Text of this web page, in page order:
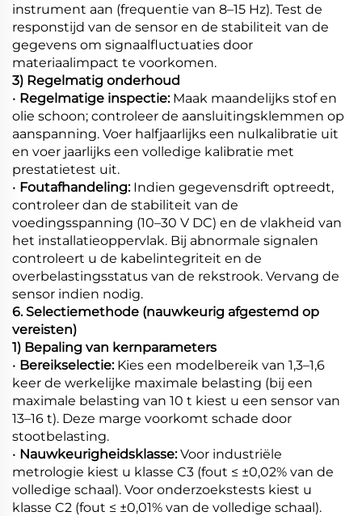
instrument aan (frequentie van 8–15 Hz). Test de
responstijd van de sensor en de stabiliteit van de
gegevens om signaalfluctuaties door
materiaalimpact te voorkomen.
3) Regelmatig onderhoud
• Regelmatige inspectie: Maak maandelijks stof en
olie schoon; controleer de aansluitingsklemmen op
aanspanning. Voer halfjaarlijks een nulkalibratie uit
en voer jaarlijks een volledige kalibratie met
prestatietest uit.
• Foutafhandeling: Indien gegevensdrift optreedt,
controleer dan de stabiliteit van de
voedingsspanning (10–30 V DC) en de vlakheid van
het installatieoppervlak. Bij abnormale signalen
controleert u de kabelintegriteit en de
overbelastingsstatus van de rekstrook. Vervang de
sensor indien nodig.
6. Selectiemethode (nauwkeurig afgestemd op
vereisten)
1) Bepaling van kernparameters
• Bereikselectie: Kies een modelbereik van 1,3–1,6
keer de werkelijke maximale belasting (bij een
maximale belasting van 10 t kiest u een sensor van
13–16 t). Deze marge voorkomt schade door
stootbelasting.
• Nauwkeurigheidsklasse:Voor industriële
metrologie kiest u klasse C3 (fout ≤ ±0,02% van de
volledige schaal). Voor onderzoekstests kiest u
klasse C2 (fout ≤ ±0,01% van de volledige schaal).